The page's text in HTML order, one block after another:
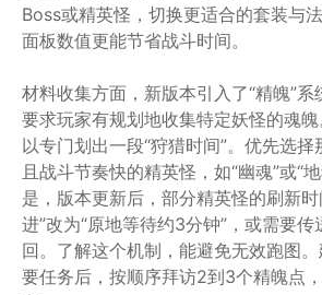
Boss或精英怪，切换更适合的套装与
面板数值更能节省战斗时间。
材料收集方面，新版本引入了“精魄”
要求玩家有规划地收集特定妖怪的魂
以专门划出一段“狩猎时间”。优先选
且战斗节奏快的精英怪，如“幽魂”或“
是，版本更新后，部分精英怪的刷新
进”改为“原地等待约3分钟”，或需要
回。了解这个机制，能避免无效跑图
要任务后，按顺序拜访2到3个精魄点